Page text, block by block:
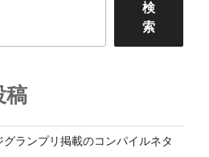
検
索
稿
グランプリ掲載のコンパイルネタ